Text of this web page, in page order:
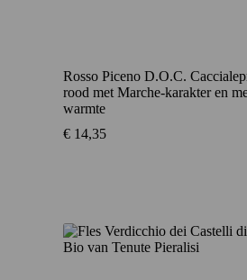
Rosso Piceno D.O.C.
rood met Marche-karakter en
warmte
€ 14,35